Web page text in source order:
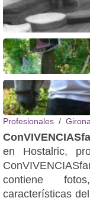
Profesionales Girona
en Hostalric,
contiene
características